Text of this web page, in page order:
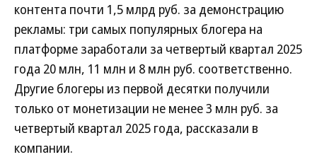
контента почти 1,5 млрд руб. за демонстрацию
рекламы: три самых популярных блогера на
платформе заработали за четвертый квартал 2025
года 20 млн, 11 млн и 8 млн руб. соответственно.
Другие блогеры из первой десятки получили
только от монетизации не менее 3 млн руб. за
четвертый квартал 2025 года, рассказали в
компании.